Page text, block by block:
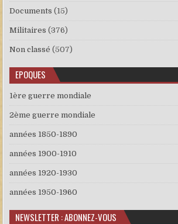
Documents (15)
Militaires (376)
Non classé (507)
EPOQUES
1ère guerre mondiale
2ème guerre mondiale
années 1850-1890
années 1900-1910
années 1920-1930
années 1950-1960
NEWSLETTER : ABONNEZ-VOUS